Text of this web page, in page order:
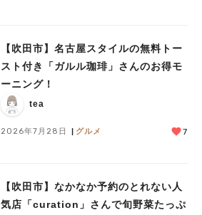
【吹田市】名古屋スタイルの無料トー
スト付き「ガルル珈琲」さんのお得モ
ーニング！
tea
2026年7月28日 グルメ 7
【吹田市】なかなか予約のとれない人
気店「curation」さんで旬野菜たっぷ